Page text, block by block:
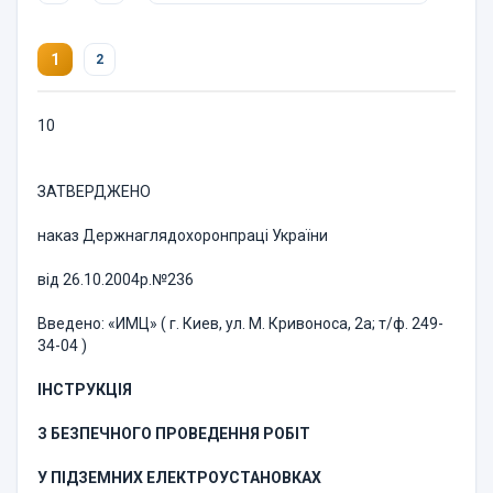
1 2
10
ЗАТВЕРДЖЕНО
наказ Держнаглядохоронпраці України
від 26.10.2004р.№236
Введено: «ИМЦ» ( г. Киев, ул. М. Кривоноса, 2а; т/ф. 249-
34-04 )
IНСТРУКЦIЯ
З БЕЗПЕЧНОГО ПРОВЕДЕННЯ РОБІТ
У ПІДЗЕМНИХ ЕЛЕКТРОУСТАНОВКАХ